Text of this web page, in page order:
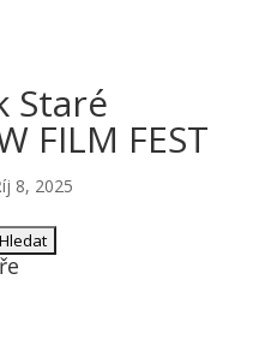
Staré
FILM FEST
8, 2025